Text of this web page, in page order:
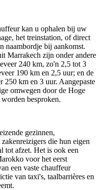
kan u ophalen bij uw
het treinstation, of direct
naambordje bij aankomst.
Marrakech zijn onder andere
240 km, zo'n 2,5 tot 3
190 km en 2,5 uur; en de
250 km en 3 uur. Aangepaste
omwegen door de Hoge
besproken.
gezinnen,
die hun eigen
tot afzet. Het is ook een
voor het eerst
een vaste chauffeur
van taxi's, taalbarrières en